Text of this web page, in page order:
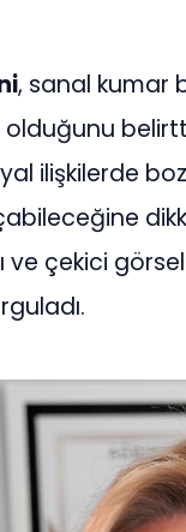
, sanal kumar
ilişkilerde
ve çekici